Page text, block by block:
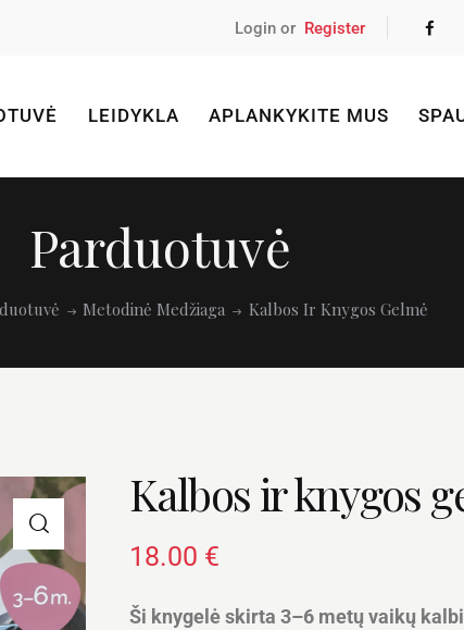
Login or Register
LEIDYKLA APLANKYKITE MUS
Parduotuvė
Metodinė Medžiaga Kalbos Ir Knygos Gelmė
Kalbos ir knygos
18.00 €
Ši knygelė skirta 3–6 metų vaikų